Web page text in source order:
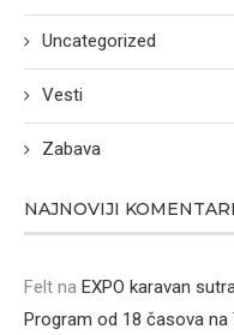
Uncategorized
Vesti
Zabava
NAJNOVIJI KOMENTARI
Felt na EXPO karavan
Program od 18 časova na